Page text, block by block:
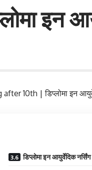
इन
10th | डिप्लोमा इन
डिप्लोमा इन आयुर्वेदिक